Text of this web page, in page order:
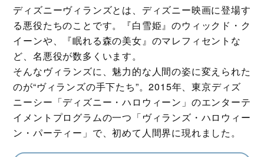
ディズニーヴィランズとは、ディズニー映画に登場す
る悪役たちのことです。『白雪姫』のウィックド・ク
イーンや、『眠れる森の美女』のマレフィセントな
ど、名悪役が数多くいます。
そんなヴィランズに、魅力的な人間の姿に変えられた
のが“ヴィランズの手下たち”。2015年、東京ディズ
ニーシー「ディズニー・ハロウィーン」のエンターテ
イメントプログラムの一つ「ヴィランズ・ハロウィー
ン・パーティー」で、初めて人間界に現れました。